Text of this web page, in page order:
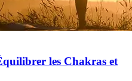
les Chakras et